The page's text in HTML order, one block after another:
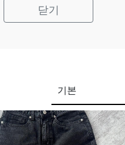
닫기
기본